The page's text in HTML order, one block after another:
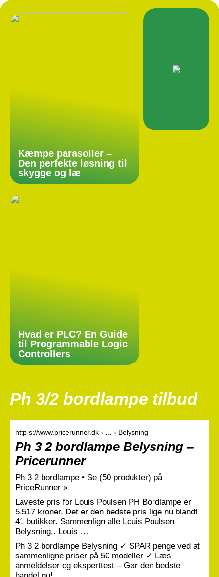
Kæmpe parasoller –
Den perfekte løsning til
skygge og læ
Hvad er PLC? En Guide
til Programmable Logic
Controllers
Ph 3/2 bordlampe tilbud
http s://www.pricerunner.dk › … › Belysning
Ph 3 2 bordlampe Belysning –
Pricerunner
Ph 3 2 bordlampe • Se (50 produkter) på
PriceRunner »
Laveste pris for Louis Poulsen PH Bordlampe er
5.517 kroner. Det er den bedste pris lige nu blandt
41 butikker. Sammenlign alle Louis Poulsen
Belysning,. Louis …
Ph 3 2 bordlampe Belysning ✓ SPAR penge ved at
sammenligne priser på 50 modeller ✓ Læs
anmeldelser og eksperttest – Gør den bedste
handel nu!